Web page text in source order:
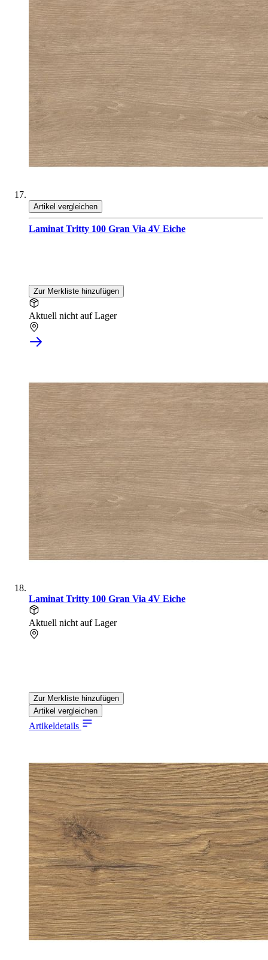
Artikel vergleichen
Laminat Tritty 100 Gran Via 4V Eiche
Zur Merkliste hinzufügen
Aktuell nicht auf Lager
Laminat Tritty 100 Gran Via 4V Eiche
Aktuell nicht auf Lager
Zur Merkliste hinzufügen
Artikel vergleichen
Artikeldetails